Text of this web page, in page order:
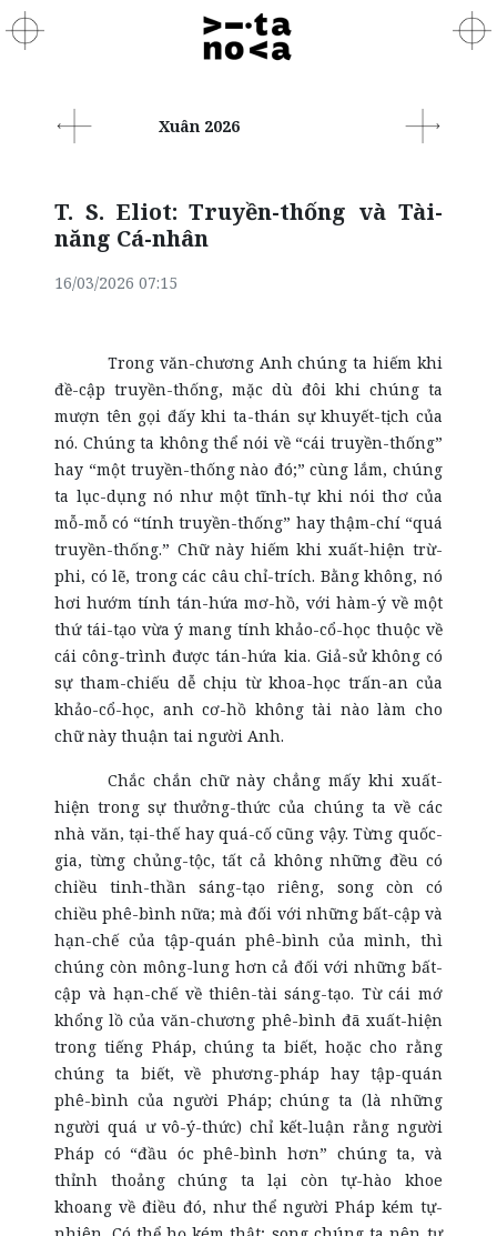
Xuân 2026
T. S. Eliot: Truyền-thống và Tài-
năng Cá-nhân
16/03/2026 07:15
Trong văn-chương Anh chúng ta hiếm khi
đề-cập truyền-thống, mặc dù đôi khi chúng ta
mượn tên gọi đấy khi ta-thán sự khuyết-tịch của
nó. Chúng ta không thể nói về “cái truyền-thống”
hay “một truyền-thống nào đó;” cùng lắm, chúng
ta lục-dụng nó như một tĩnh-tự khi nói thơ của
mỗ-mỗ có “tính truyền-thống” hay thậm-chí “quá
truyền-thống.” Chữ này hiếm khi xuất-hiện trừ-
phi, có lẽ, trong các câu chỉ-trích. Bằng không, nó
hơi hướm tính tán-hứa mơ-hồ, với hàm-ý về một
thứ tái-tạo vừa ý mang tính khảo-cổ-học thuộc về
cái công-trình được tán-hứa kia. Giả-sử không có
sự tham-chiếu dễ chịu từ khoa-học trấn-an của
khảo-cổ-học, anh cơ-hồ không tài nào làm cho
chữ này thuận tai người Anh.
Chắc chắn chữ này chẳng mấy khi xuất-
hiện trong sự thưởng-thức của chúng ta về các
nhà văn, tại-thế hay quá-cố cũng vậy. Từng quốc-
gia, từng chủng-tộc, tất cả không những đều có
chiều tinh-thần sáng-tạo riêng, song còn có
chiều phê-bình nữa; mà đối với những bất-cập và
hạn-chế của tập-quán phê-bình của mình, thì
chúng còn mông-lung hơn cả đối với những bất-
cập và hạn-chế về thiên-tài sáng-tạo. Từ cái mớ
khổng lồ của văn-chương phê-bình đã xuất-hiện
trong tiếng Pháp, chúng ta biết, hoặc cho rằng
chúng ta biết, về phương-pháp hay tập-quán
phê-bình của người Pháp; chúng ta (là những
người quá ư vô-ý-thức) chỉ kết-luận rằng người
Pháp có “đầu óc phê-bình hơn” chúng ta, và
thỉnh thoảng chúng ta lại còn tự-hào khoe
khoang về điều đó, như thể người Pháp kém tự-